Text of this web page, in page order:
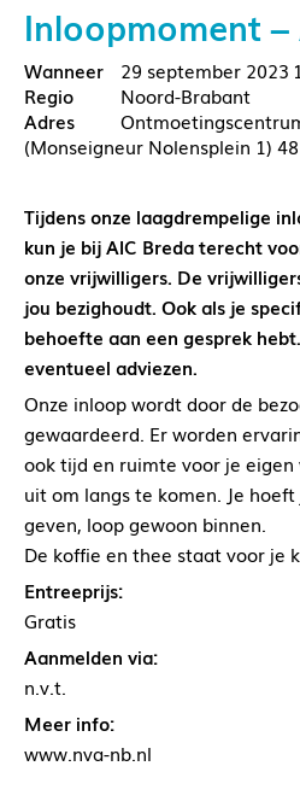
Inloopmoment –
29 september 2023
Noord-Brabant
(Monseigneur Nolensplein 1)
Tijdens onze laagdrempelige
kun je bij AIC Breda terecht
onze vrijwilligers. De
jou bezighoudt. Ook als je
behoefte aan een gesprek
eventueel adviezen.
Onze inloop wordt door de
gewaardeerd. Er worden
ook tijd en ruimte voor je eigen
uit om langs te komen. Je
geven, loop gewoon binnen.
De koffie en thee staat voor je
Entreeprijs:
Gratis
Aanmelden via:
n.v.t.
Meer info:
www.nva-nb.nl